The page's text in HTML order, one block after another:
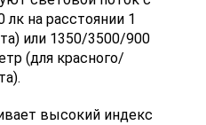
на расстоянии 1
или 1350/3500/900
(для красного/
высокий индекс